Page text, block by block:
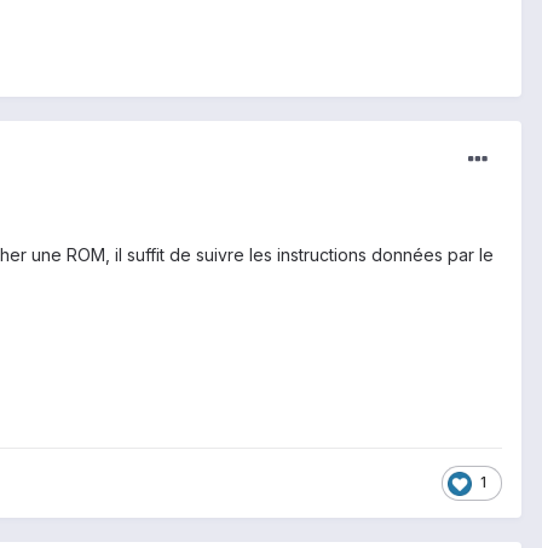
une ROM, il suffit de suivre les instructions données par le
1